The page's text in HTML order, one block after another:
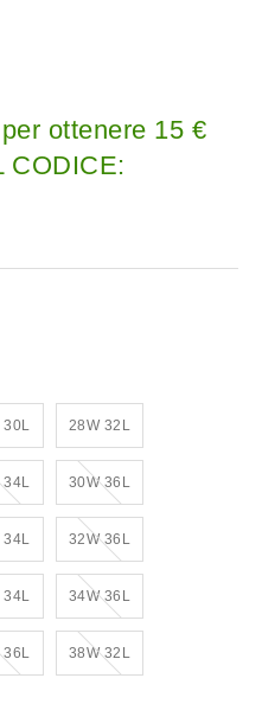
ottenere 15 €
CODICE:
30L 28W 32L
34L 30W 36L
Esaurito!
34L 32W 36L
Esaurito!
34L 34W 36L
Esaurito!
36L 38W 32L
Esaurito!